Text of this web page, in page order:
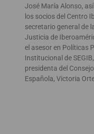
José María Alonso,
los socios del Centro
secretario general de
Justicia de
el asesor en Políticas
Institucional de
presidenta del
Española, Victoria